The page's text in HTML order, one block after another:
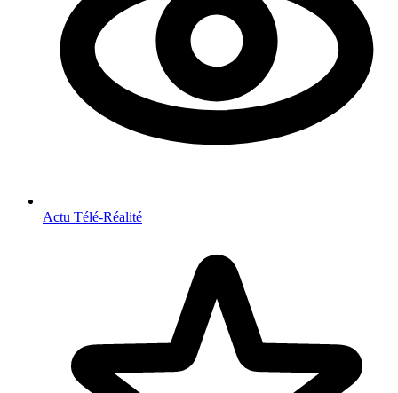
Actu Télé-Réalité